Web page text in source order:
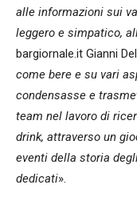
alle informazioni sui
leggero e simpatico,
bargiornale.it Gianni
come bere e su vari
condensasse e
team nel lavoro di
drink, attraverso un
eventi della storia
dedicati».